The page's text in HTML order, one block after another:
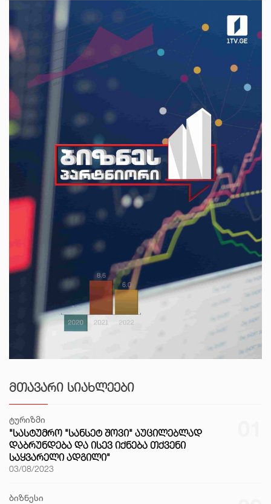
ᲛᲗᲐᲕᲐᲠᲘ ᲡᲘᲐᲮᲚᲔᲔᲑᲘ
ტურიზმი
"ᲡᲐᲡᲢᲣᲛᲠᲝ "ᲡᲐᲜᲡᲔᲢ ᲨᲝᲕᲘ" ᲐᲣᲪᲘᲚᲔᲑᲚᲐᲓ
ᲓᲐᲑᲠᲣᲜᲓᲔᲑᲐ ᲓᲐ ᲘᲡᲔᲕ ᲘᲥᲜᲔᲑᲐ ᲗᲥᲕᲔᲜᲘ
ᲡᲐᲧᲕᲐᲠᲔᲚᲘ ᲐᲓᲒᲘᲚᲘ"
03/08/2023
ბიზნესი